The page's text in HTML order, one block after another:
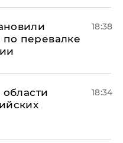
перевалке
18:38
18:34